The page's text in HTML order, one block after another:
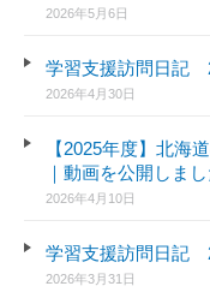
2026年5月6日
学習支援訪問日記
2026年4月30日
【2025年度】北海
｜動画を公開しまし
2026年4月10日
学習支援訪問日記
2026年3月31日